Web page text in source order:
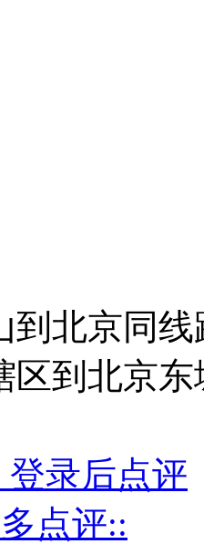
到北京同
区到北京
登录后点评
点评::